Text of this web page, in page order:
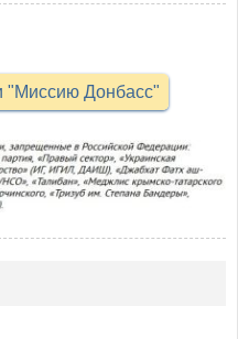
"Миссию Донбасс"